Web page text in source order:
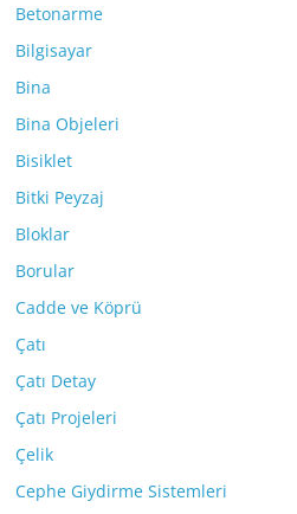
Betonarme
Bilgisayar
Bina
Bina Objeleri
Bisiklet
Bitki Peyzaj
Bloklar
Borular
Cadde ve Köprü
Çatı
Çatı Detay
Çatı Projeleri
Çelik
Cephe Giydirme Sistemleri